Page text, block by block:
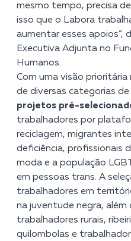
mesmo tempo, precisa
isso que o Labora
aumentar esses apoios”,
Executiva Adjunta no
Humanos.
Com uma visão
de diversas categorias
projetos pré-
trabalhadores por
reciclagem, migrantes
deficiência, profissionais
moda e a população
em pessoas trans. A
trabalhadores em
na juventude negra, além
trabalhadores rurais,
quilombolas e